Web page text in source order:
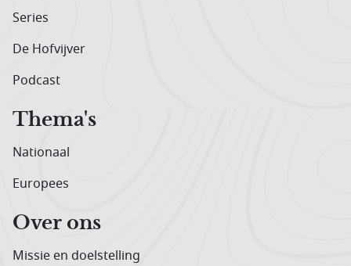
Series
De Hofvijver
Podcast
Thema's
Nationaal
Europees
Over ons
Missie en doelstelling